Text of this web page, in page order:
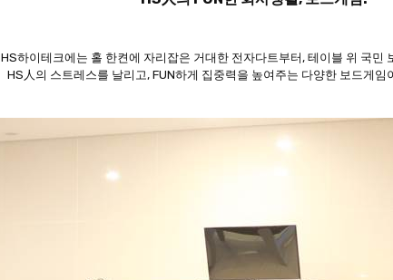
HS하이테크에는 홀 한켠에 자리잡은 거대한 전자다트부터, 테이블 위 국민
HS人의 스트레스를 날리고, FUN하게 집중력을 높여주는 다양한 보드게임